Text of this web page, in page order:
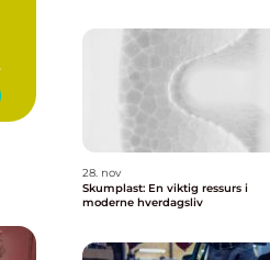
28. nov
Skumplast: En viktig ressurs i
moderne hverdagsliv